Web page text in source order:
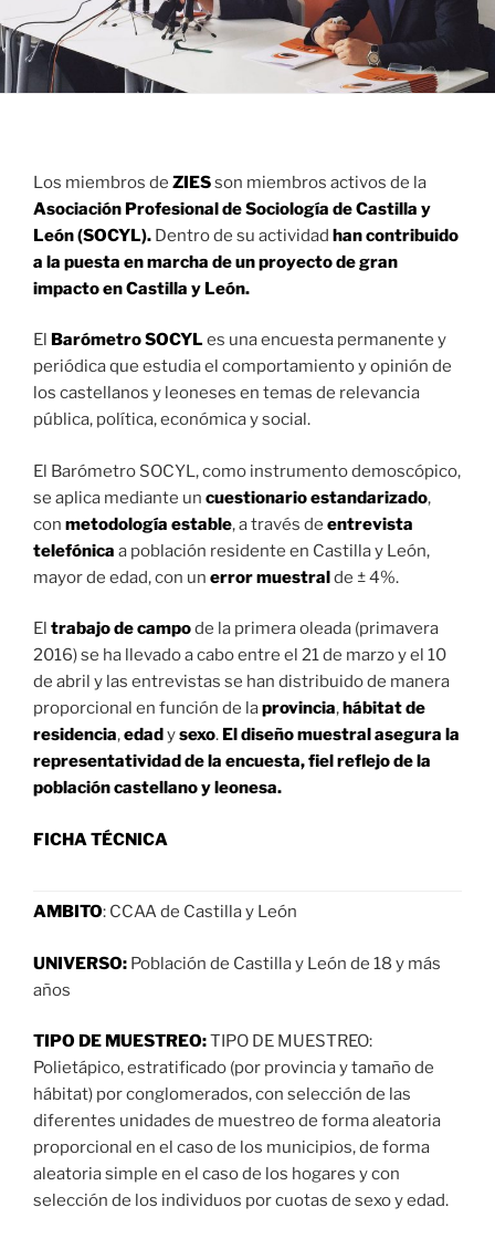
Los miembros de ZIESson miembros activos de la
Asociación Profesional de Sociología de Castilla y
León (SOCYL). Dentro de su actividad han contribuido
a la puesta en marcha de un proyecto de gran
impacto en Castilla y León.
El Barómetro SOCYL es una encuesta permanente y
periódica que estudia el comportamiento y opinión de
los castellanos y leoneses en temas de relevancia
pública, política, económica y social.
El Barómetro SOCYL, como instrumento demoscópico,
se aplica mediante un cuestionario estandarizado,
con metodología estable, a través de entrevista
telefónica a población residente en Castilla y León,
mayor de edad, con un error muestralde ± 4%.
El trabajo de campode la primera oleada (primavera
2016) se ha llevado a cabo entre el 21 de marzo y el 10
de abril y las entrevistas se han distribuido de manera
proporcional en función de laprovincia,hábitat de
residencia,edadysexo. El diseño muestral asegura la
representatividad de la encuesta, fiel reflejo de la
población castellano y leonesa.
FICHA TÉCNICA
AMBITO: CCAA de Castilla y León
UNIVERSO: Población de Castilla y León de 18 y más
años
TIPO DE MUESTREO:TIPO DE MUESTREO:
Polietápico, estratificado (por provincia y tamaño de
hábitat) por conglomerados, con selección de las
diferentes unidades de muestreo de forma aleatoria
proporcional en el caso de los municipios, de forma
aleatoria simple en el caso de los hogares y con
selección de los individuos por cuotas de sexo y edad.